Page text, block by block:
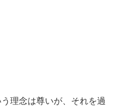
理念は尊いが、それを過